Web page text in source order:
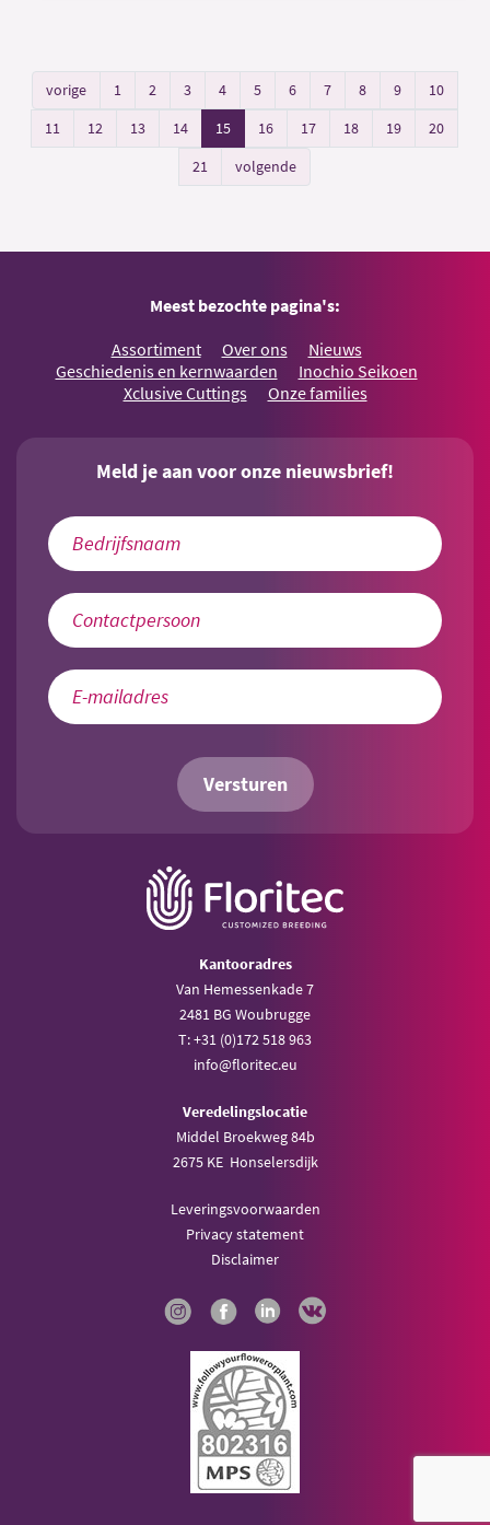
vorige 1 2 3 4 5 6 7 8 9
10
11
12 13 14 15 16 17 18 19
20
21
volgende
Meest bezochte pagina's:
Assortiment Over ons
Nieuws
Geschiedenis en kernwaarden
Inochio Seikoen
Xclusive Cuttings
Onze families
Meld je aan voor onze nieuwsbrief!
Versturen
Kantooradres
Van Hemessenkade 7
2481 BG Woubrugge
T: +31 (0)172 518 963
info@floritec.eu
Veredelingslocatie
Middel Broekweg 84b
2675 KE Honselersdijk
Leveringsvoorwaarden
Privacy statement
Disclaimer